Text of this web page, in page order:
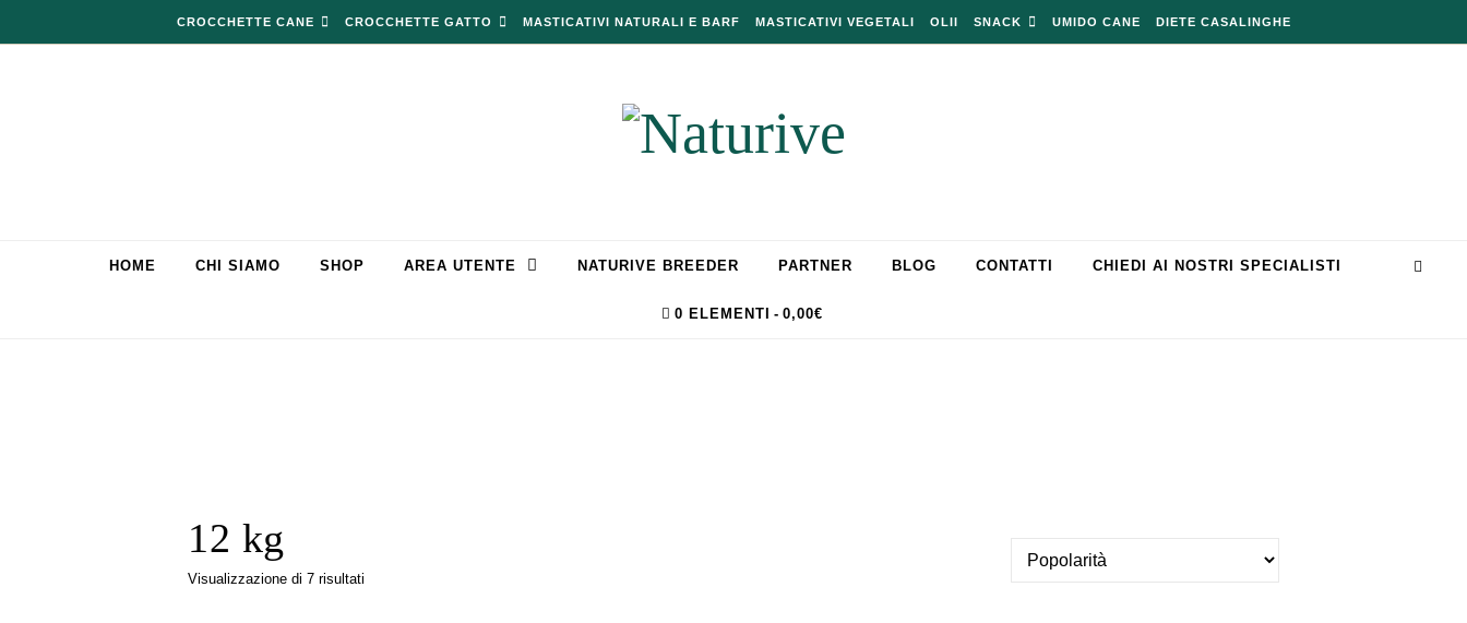
CROCCHETTE CANE CROCCHETTE GATTO MASTICATIVI NATURALI E BARF MASTICATIVI VEGETALI OLII SNACK UMIDO CANE DIETE CASALINGHE
HOME CHI SIAMO SHOP AREA UTENTE NATURIVE BREEDER PARTNER BLOG CONTATTI CHIEDI AI NOSTRI SPECIALISTI
0 ELEMENTI 0,00€
12 kg
Visualizzazione di 7 risultati